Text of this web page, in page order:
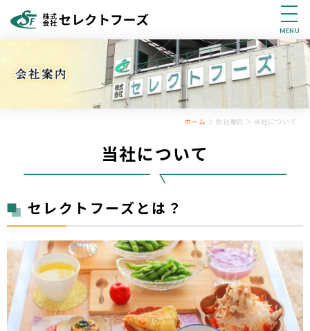
MENU
ホーム ＞ 会社案内 ＞ 当社について
当社について
セレクトフーズとは？